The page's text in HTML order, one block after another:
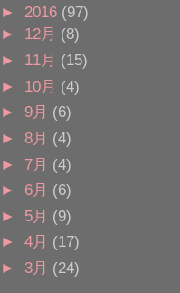
► 2016 (97)
► 12月 (8)
► 11月 (15)
► 10月 (4)
► 9月 (6)
► 8月 (4)
► 7月 (4)
► 6月 (6)
► 5月 (9)
► 4月 (17)
► 3月 (24)